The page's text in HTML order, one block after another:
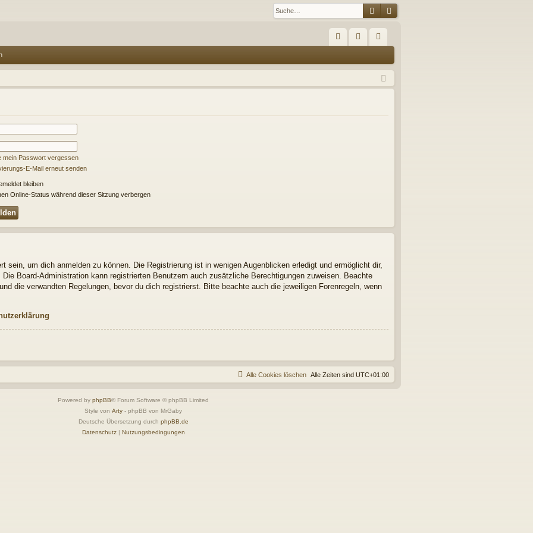
SucheErweiterte Suche
Q m
el
ist
rie
mein Passwort vergessen
E-Mail erneut senden
bleiben
Online-Status während dieser Sitzung verbergen
sein, um dich anmelden zu können. Die Registrierung ist in wenigen Augenblicken erledigt und ermöglicht dir,
Board-Administration kann registrierten Benutzern auch zusätzliche Berechtigungen zuweisen. Beachte
die verwandten Regelungen, bevor du dich registrierst. Bitte beachte auch die jeweiligen Forenregeln, wenn
Alle Zeiten sind UTC+01:00
Alle Cookies löschen
Powered by phpBB® Forum Software © phpBB Limited
Style von Arty - phpBB von MrGaby
Deutsche Übersetzung durch phpBB.de
Datenschutz| Nutzungsbedingungen